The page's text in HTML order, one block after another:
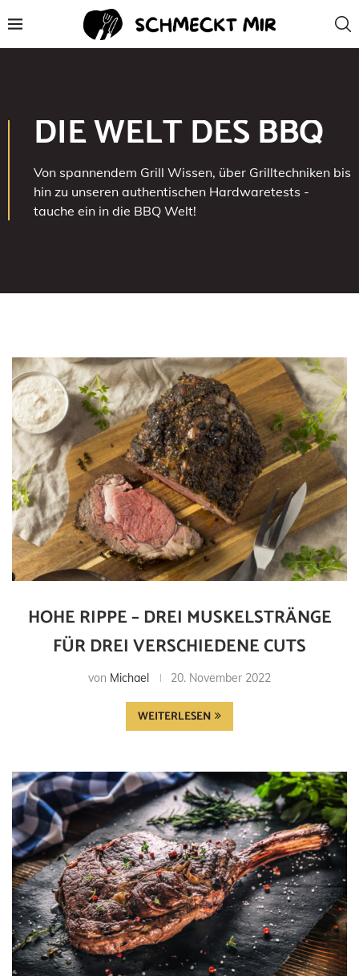
DIE WELT DES BBQ
Von spannendem Grill Wissen, über Grilltechniken bis
hin zu unseren authentischen Hardwaretests -
tauche ein in die BBQ Welt!
HOHE RIPPE – DREI MUSKELSTRÄNGE
FÜR DREI VERSCHIEDENE CUTS
von Michael 20. November 2022
WEITERLESEN